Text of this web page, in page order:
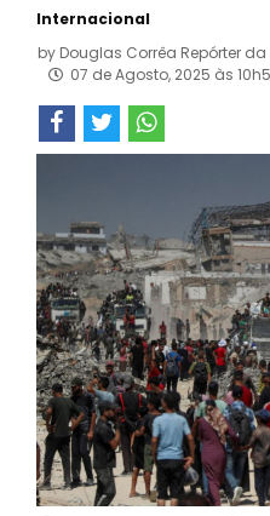
Internacional
by Douglas Corrêa Repórter
07 de Agosto, 2025 às